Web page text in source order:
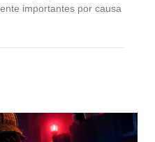
importantes por causa